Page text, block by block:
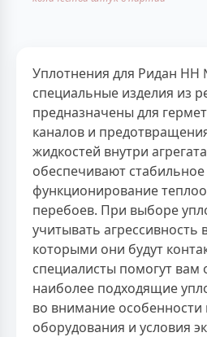
Уплотнения для Ридан
специальные изделия из
предназначены для
каналов и
жидкостей внутри
обеспечивают стабильное
функционирование
перебоев. При выборе
учитывать агрессивность
которыми они будут
специалисты помогут вам
наиболее подходящие
во внимание особенности
оборудования и условия